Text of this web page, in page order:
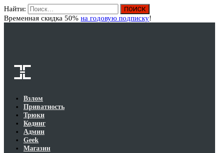
Найти:
Временная скидка 50% на годовую подписку!
Взлом
Приватность
Трюки
Кодинг
Админ
Geek
Магазин